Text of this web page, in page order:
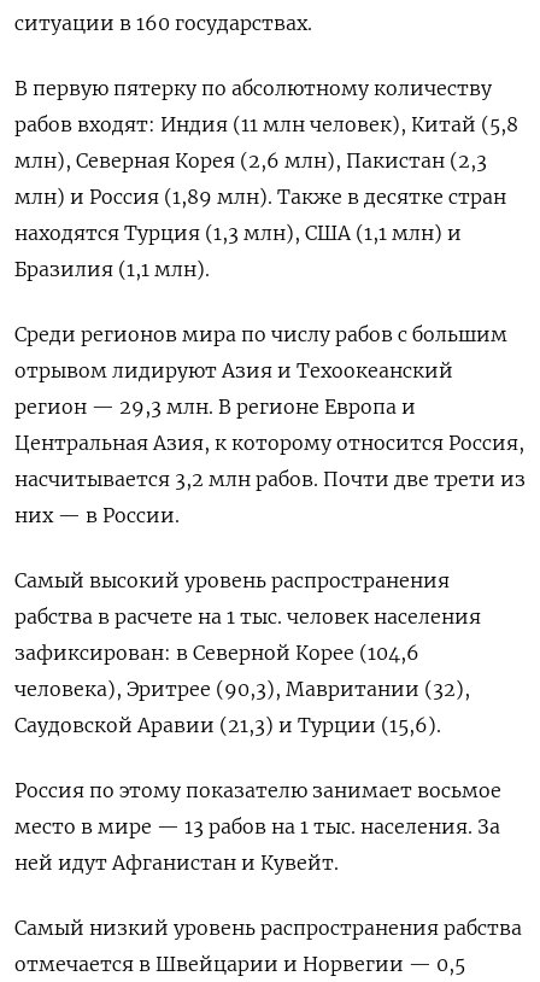
ситуации в 160 государствах.
В первую пятерку по абсолютному количеству
рабов входят: Индия (11 млн человек), Китай (5,8
млн), Северная Корея (2,6 млн), Пакистан (2,3
млн) и Россия (1,89 млн). Также в десятке стран
находятся Турция (1,3 млн), США (1,1 млн) и
Бразилия (1,1 млн).
Среди регионов мира по числу рабов с большим
отрывом лидируют Азия и Техоокеанский
регион — 29,3 млн. В регионе Европа и
Центральная Азия, к которому относится Россия,
насчитывается 3,2 млн рабов. Почти две трети из
них — в России.
Самый высокий уровень распространения
рабства в расчете на 1 тыс. человек населения
зафиксирован: в Северной Корее (104,6
человека), Эритрее (90,3), Мавритании (32),
Саудовской Аравии (21,3) и Турции (15,6).
Россия по этому показателю занимает восьмое
место в мире — 13 рабов на 1 тыс. населения. За
ней идут Афганистан и Кувейт.
Самый низкий уровень распространения рабства
отмечается в Швейцарии и Норвегии — 0,5